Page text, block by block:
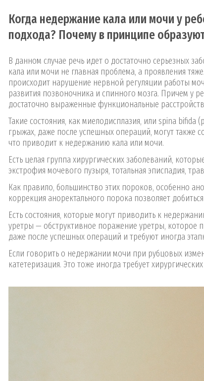
Когда недержание кала или мочи у
подхода? Почему в принципе
В данном случае речь идет о достаточно серьезных
кала или мочи не главная проблема, а проявления
происходит нарушение нервной регуляции работы
развития позвоночника и спинного мозга. Причем у
достаточно выраженные функциональные
Такие состояния, как миелодисплазия, или spina
грыжах, даже после успешных операций, могут также
что приводит к недержанию кала или мочи.
Есть целая группа хирургических заболеваний,
экстрофия мочевого пузыря, тотальная эписпадия,
Как правило, большинство этих пороков, особенно
коррекция аноректального порока позволяет
Есть состояния, которые могут приводить к
уретры — обструктивное поражение уретры,
даже после успешных операций и требуют иногда
Если говорить о недержании мочи при рубцовых
катетеризация. Это тоже иногда требует